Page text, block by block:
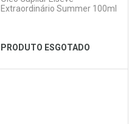
Ver Desconto Convênio
Extraordinário Summer 100ml
PRODUTO ESGOTADO